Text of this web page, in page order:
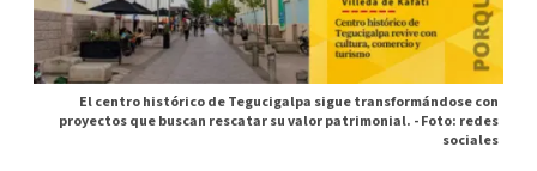
El centro histórico de Tegucigalpa sigue transformándose con
proyectos que buscan rescatar su valor patrimonial. -Foto: redes
sociales